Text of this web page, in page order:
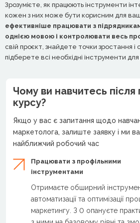
Зрозумієте, як працюють інструменти
кожен з них може бути корисним для
ефективніше працювати з
однією мовою і контролювати весь
свій проєкт, знайдете точки зростання і
підберете всі необхідні інструменти
Чому ви навчитесь
курсу?
Якщо у вас є запитання щодо
маркетолога, залиште заявку і ми
найближчий робочий час
Працювати з профільними
інструментами
Отримаєте обширний
автоматизації та оптимізації
маркетингу. З 0 опануєте